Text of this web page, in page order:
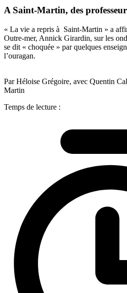
A Saint-Martin, des
« La vie a repris à Saint-Martin » a
Outre-mer, Annick Girardin, sur les
se dit « choquée » par quelques
l’ouragan.
Par Héloise Grégoire, avec Quentin
Martin
Temps de lecture :